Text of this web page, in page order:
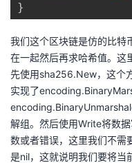
}
我们这个区块链是仿的比特
在一起然后再求哈希值。这
先使用sha256.New，这个
实现了
解组。然后使用Write将数
数或者错误，这里我们不需
是nil，这就说明我们要将当